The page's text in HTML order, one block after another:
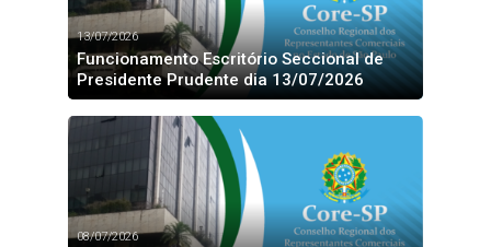
13/07/2026
Funcionamento Escritório Seccional de
Presidente Prudente dia 13/07/2026
08/07/2026